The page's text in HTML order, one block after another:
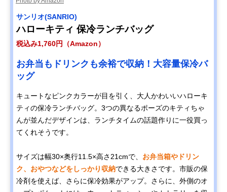
サンリオ(SANRIO)
ハローキティ 保冷ランチバッグ
税込み1,760円（Amazon）
お弁当もドリンクも余裕で収納！大容量保冷バ
ッグ
キュートなピンクカラーが目を引く、大人かわいいハローキ
ティの保冷ランチバッグ。3つの異なるポーズのキティちゃ
んが並んだデザインは、ランチタイムの話題作りに一役買っ
てくれそうです。
サイズは幅30×奥行11.5×高さ21cmで、 お弁当箱やドリン
ク、おやつなどをしっかり収納できる大きさです。市販の保
冷剤を使えば、さらに保冷効果がアップ。さらに、外側のオ